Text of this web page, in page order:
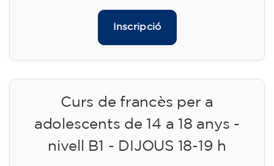
Inscripció
Curs de francès per a
adolescents de 14 a 18 anys -
nivell B1 - DIJOUS 18-19 h